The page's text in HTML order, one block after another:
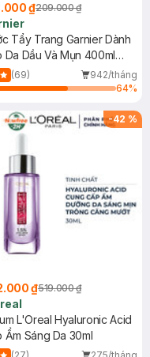
₫209.000 ₫
Tẩy Trang Garnier Dành
Da Dầu Và Mụn 400ml
(69)
942/tháng
64%
-42 %
₫519.000 ₫
L'Oreal Hyaluronic Acid
Ẩm Sáng Da 30ml